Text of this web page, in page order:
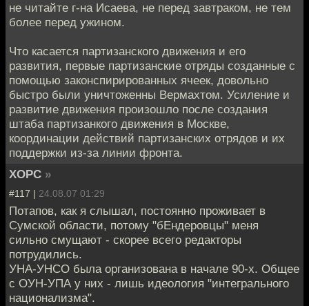
не читайте г-на Исаева, не перед завтраком, не тем
более перед ужином.
Что касается партизанского движения и его
развития, первые партизанские отряды созданные с
помощью законспирированных ячеек, довольно
быстро были уничтоженны Вермахтом. Усиление и
развитие движения произошло после создания
штаба партизанкого движения в Москве,
координации действий партизанских отрядов и их
поддержки из-за линии фронта.
XOPC »
#117 | 24.08.07 01:29
Потапов, как я слышал, постоянно проживает в
Сумской области, потому "бЕндеровцы" меня
сильно смущают - скорее всего редакторы
потрудились.
УНА-УНСО была организована в начале 90-х. Общее
с ОУН-УПА у них - лишь идеология "интегрального
национализма".